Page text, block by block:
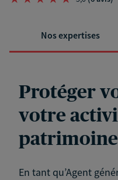
Nos expertises
Protéger
votre
patrimoine
En tant qu’Agent